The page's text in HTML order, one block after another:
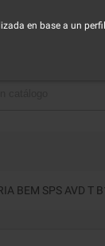
en base a un
BEM SPS AVD T